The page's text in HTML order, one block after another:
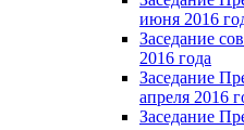
июня 2016
Заседание
2016 года
Заседание
апреля 2016
Заседание